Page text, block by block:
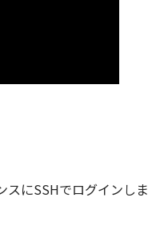
スにSSHでログインしま